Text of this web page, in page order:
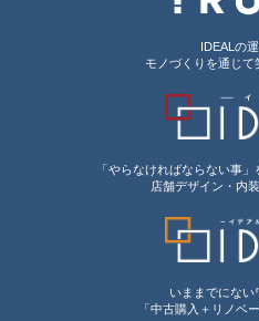
IDEALの
モノづくりを通じて
「やらなければならない事
店舗デザイン・内
いままでにない
「中古購入＋リノベ